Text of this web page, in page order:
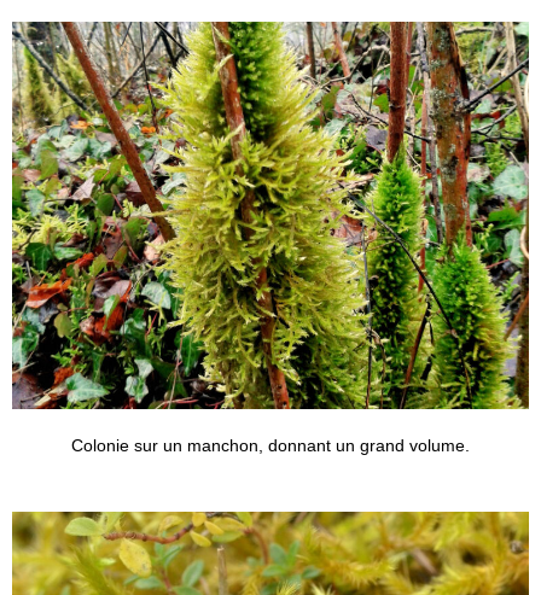
Colonie sur un manchon, donnant un grand volume.